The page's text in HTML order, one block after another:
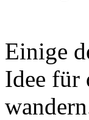
Einige
Idee für